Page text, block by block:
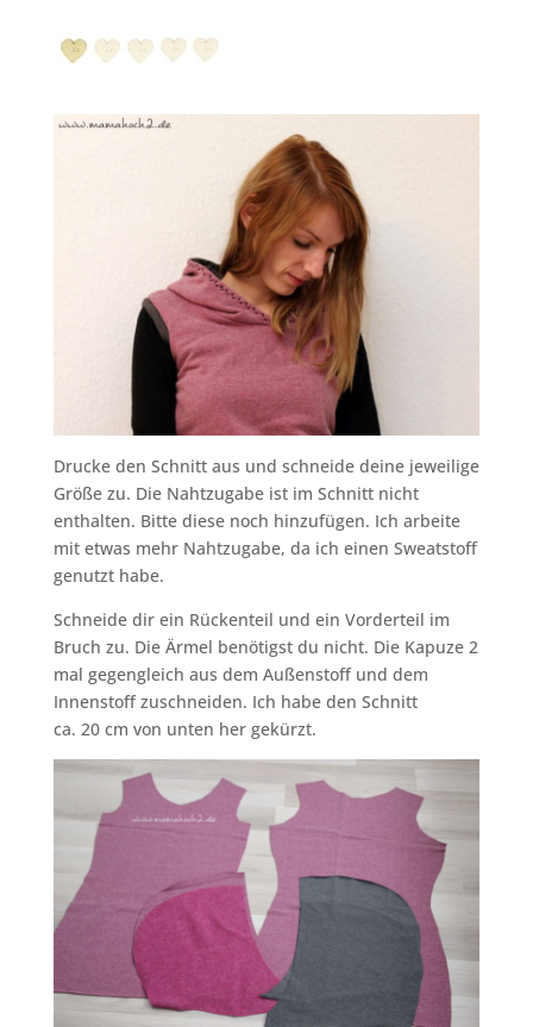
Drucke den Schnitt aus und schneide deine jeweilige
Größe zu. Die Nahtzugabe ist im Schnitt nicht
enthalten. Bitte diese noch hinzufügen. Ich arbeite
mit etwas mehr Nahtzugabe, da ich einen Sweatstoff
genutzt habe.
Schneide dir ein Rückenteil und ein Vorderteil im
Bruch zu. Die Ärmel benötigst du nicht. Die Kapuze 2
mal gegengleich aus dem Außenstoff und dem
Innenstoff zuschneiden. Ich habe den Schnitt
ca. 20 cm von unten her gekürzt.